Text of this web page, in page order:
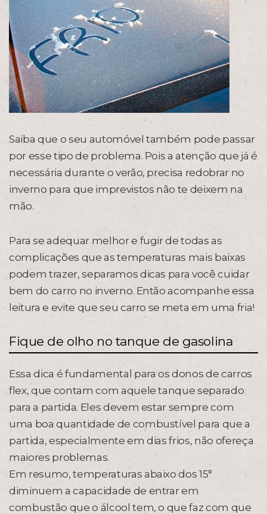
Saiba que o seu automóvel também pode passar
por esse tipo de problema. Pois a atenção que já é
necessária durante o verão, precisa redobrar no
inverno para que imprevistos não te deixem na
mão.
Para se adequar melhor e fugir de todas as
complicações que as temperaturas mais baixas
podem trazer, separamos dicas para você cuidar
bem do carro no inverno. Então acompanhe essa
leitura e evite que seu carro se meta em uma fria!
Fique de olho no tanque de gasolina
Essa dica é fundamental para os donos de carros
flex, que contam com aquele tanque separado
para a partida. Eles devem estar sempre com
uma boa quantidade de combustível para que a
partida, especialmente em dias frios, não ofereça
maiores problemas.
Em resumo, temperaturas abaixo dos 15°
diminuem a capacidade de entrar em
combustão que o álcool tem, o que faz com que